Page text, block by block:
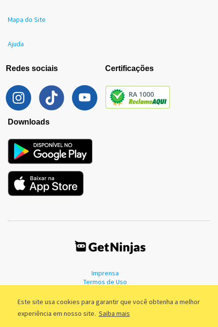
Este site usa cookies para garantir que você obtenha a melhor
experiência em nosso site. Saiba mais
Mapa do Site
Ajuda
Redes sociais Certificações
Downloads
Imprensa
Termos de Uso